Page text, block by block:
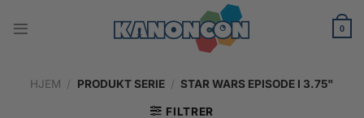
0
HJEM / PRODUKT SERIE / STAR WARS EPISODE I 3.75"
FILTRER